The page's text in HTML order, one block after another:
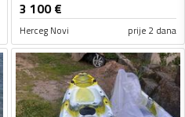
3 100€
Herceg Novi prije 2 dana